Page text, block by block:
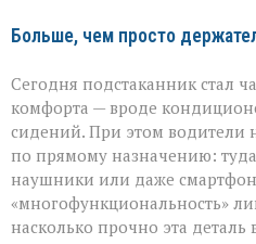
Больше, чем просто
Сегодня подстаканник стал
комфорта — вроде
сидений. При этом водители
по прямому назначению:
наушники или даже
«многофункциональность»
насколько прочно эта деталь